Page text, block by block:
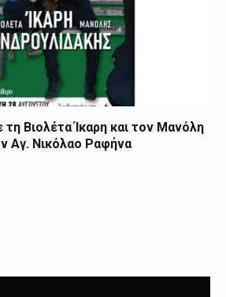
τη Βιολέτα Ίκαρη και τον Μανόλη
Αγ. Νικόλαο Ραφήνα